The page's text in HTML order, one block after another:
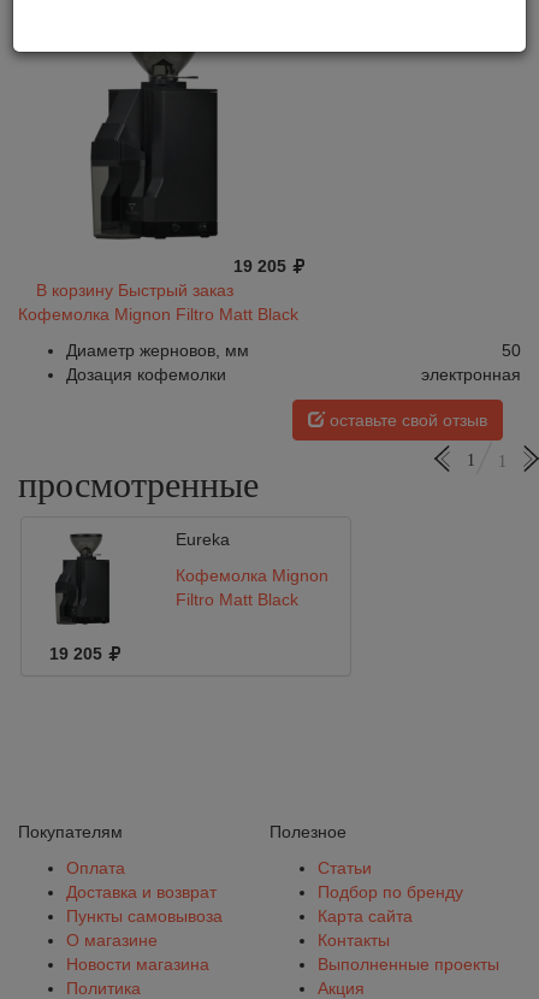
19 205
В корзину Быстрый заказ
Кофемолка Mignon Filtro Matt Black
Диаметр жерновов, мм
50
Дозация кофемолки
электронная
оставьте свой отзыв
просмотренные
1 1
Eureka
Кофемолка Mignon
Filtro Matt Black
19 205
Покупателям
Оплата
Доставка и возврат
Пункты самовывоза
О магазине
Новости магазина
Политика
Полезное
Статьи
Подбор по бренду
Карта сайта
Контакты
Выполненные проекты
Акция